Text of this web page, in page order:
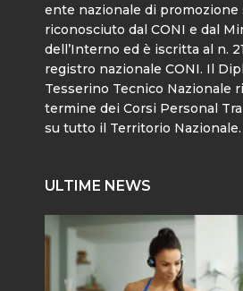
ente nazionale di promozione
riconosciuto dal CONI e dal
dell’Interno ed è iscritta al n.
registro nazionale CONI. Il
Tesserino Tecnico Nazionale
termine dei Corsi Personal
su tutto il Territorio Nazionale.
ULTIME NEWS